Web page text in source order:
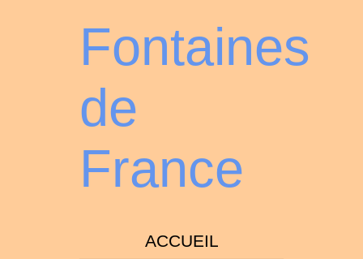
Fontaines
de
France
ACCUEIL